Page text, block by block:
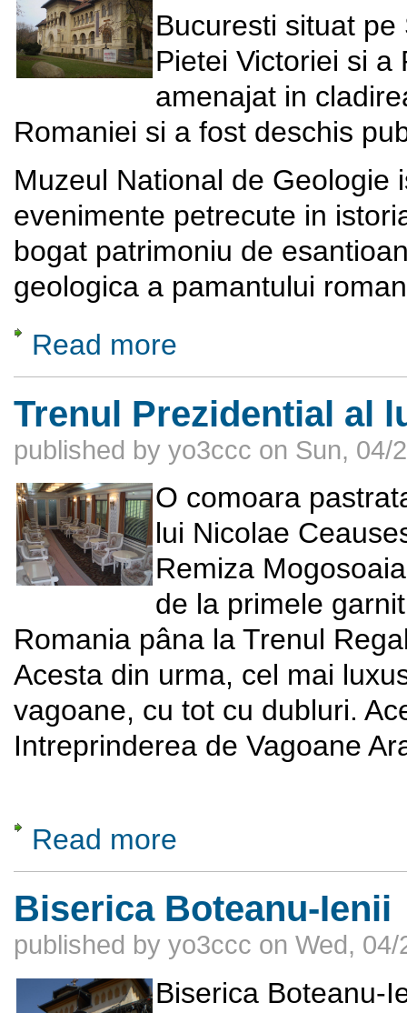
Bucuresti situat
Pietei Victoriei si a
amenajat in
Romaniei si a fost deschis
Muzeul National de Geologie
evenimente petrecute in
bogat patrimoniu de
geologica a pamantului
Read more
Trenul Prezidential al
published by yo3ccc on Sun, 04/
O comoara
lui Nicolae
Remiza
de la primele
Romania pâna la Trenul
Acesta din urma, cel mai
vagoane, cu tot cu dubluri.
Intreprinderea de Vagoane
Read more
Biserica Boteanu-Ienii
published by yo3ccc on Wed, 04/
Biserica Boteanu-